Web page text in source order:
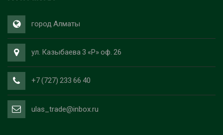
город Алматы
ул. Казыбаева 3 «Р» оф. 26
+7 (727) 233 66 40
ulas_trade@inbox.ru